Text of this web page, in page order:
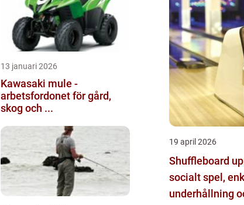
13 januari 2026
Kawasaki mule -
arbetsfordonet för gård,
skog och ...
19 april 2026
Shuffleboard
socialt spel,
underhållning